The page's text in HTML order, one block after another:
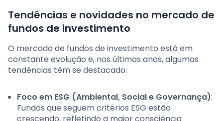
Tendências e novidades no mercado de
fundos de investimento
O mercado de fundos de investimento está em
constante evolução e, nos últimos anos, algumas
tendências têm se destacado:
Foco em ESG (Ambiental, Social e Governança):
Fundos que seguem critérios ESG estão